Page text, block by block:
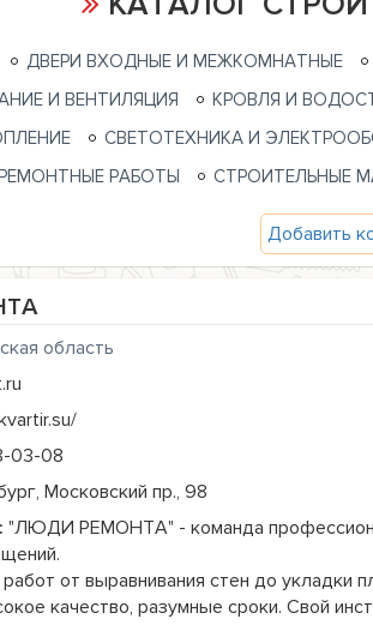
ДВЕРИ ВХОДНЫЕ И МЕЖКОМНАТНЫЕ
И ВЕНТИЛЯЦИЯ
КРОВЛЯ И
СВЕТОТЕХНИКА И
РАБОТЫ
СТРОИТЕЛЬНЫЕ
Добавить
область
03-08
Московский пр., 98
"ЛЮДИ РЕМОНТА" - команда
от выравнивания стен до укладки
качество, разумные сроки. Свой